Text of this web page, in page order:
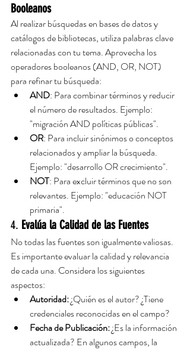
Booleanos
Al realizar búsquedas en bases de datos y
catálogos de bibliotecas, utiliza palabras clave
relacionadas con tu tema. Aprovecha los
operadores booleanos (AND, OR, NOT)
para refinar tu búsqueda:
AND: Para combinar términos y reducir
el número de resultados. Ejemplo:
"migración AND políticas públicas".
OR: Para incluir sinónimos o conceptos
relacionados y ampliar la búsqueda.
Ejemplo: "desarrollo OR crecimiento".
NOT: Para excluir términos que no son
relevantes. Ejemplo: "educación NOT
primaria".
4. Evalúa la Calidad de las Fuentes
No todas las fuentes son igualmente valiosas.
Es importante evaluar la calidad y relevancia
de cada una. Considera los siguientes
aspectos:
Autoridad: ¿Quién es el autor? ¿Tiene
credenciales reconocidas en el campo?
Fecha de Publicación: ¿Es la información
actualizada? En algunos campos, la